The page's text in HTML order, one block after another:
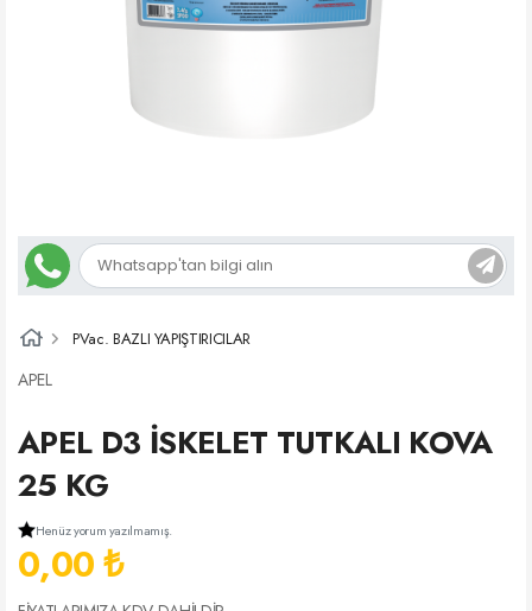
PVac. BAZLI YAPIŞTIRICILAR
APEL
APEL D3 İSKELET TUTKALI KOVA
25 KG
Henüz yorum yazılmamış.
0,00 ₺